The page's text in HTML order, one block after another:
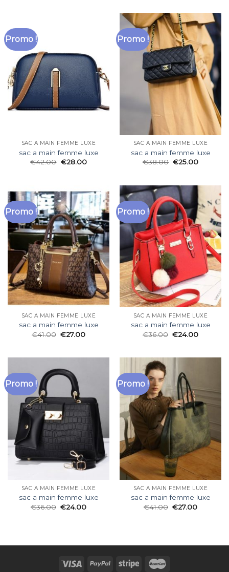
Promo !
SAC A MAIN FEMME LUXE
sac a main femme luxe
€42.00 €28.00
Promo !
SAC A MAIN FEMME LUXE
sac a main femme luxe
€38.00 €25.00
Promo !
SAC A MAIN FEMME LUXE
sac a main femme luxe
€41.00 €27.00
Promo !
SAC A MAIN FEMME LUXE
sac a main femme luxe
€36.00 €24.00
Promo !
SAC A MAIN FEMME LUXE
sac a main femme luxe
€36.00 €24.00
Promo !
SAC A MAIN FEMME LUXE
sac a main femme luxe
€41.00 €27.00